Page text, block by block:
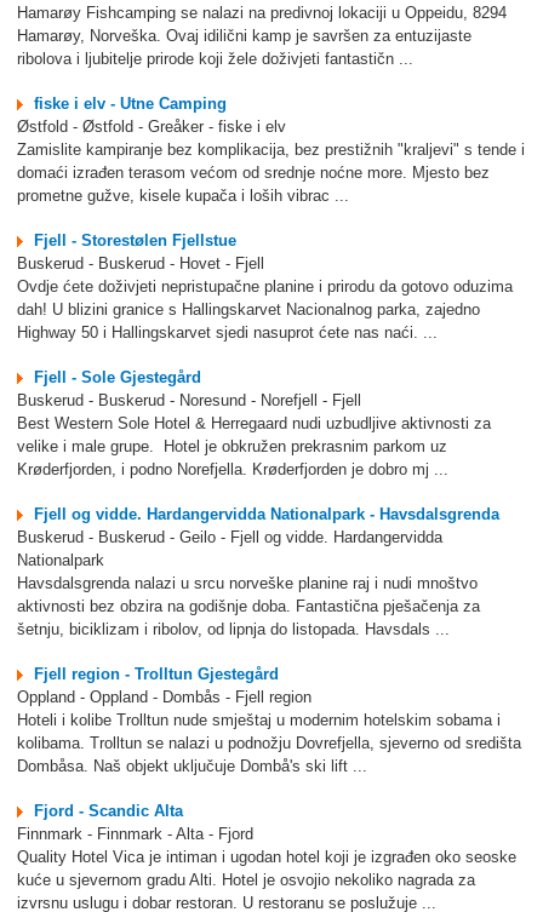
Hamarøy Fishcamping se nalazi na predivnoj lokaciji u Oppeidu, 8294
Hamarøy, Norveška. Ovaj idilični kamp je savršen za entuzijaste
ribolova i ljubitelje prirode koji žele doživjeti fantastičn ...
fiske i elv - Utne Camping
Østfold - Østfold - Greåker - fiske i elv
Zamislite kampiranje bez komplikacija, bez prestižnih "kraljevi" s tende i
domaći izrađen terasom većom od srednje noćne more. Mjesto bez
prometne gužve, kisele kupača i loših vibrac ...
Fjell - Storestølen Fjellstue
Buskerud - Buskerud - Hovet - Fjell
Ovdje ćete doživjeti nepristupačne planine i prirodu da gotovo oduzima
dah! U blizini granice s Hallingskarvet Nacionalnog parka, zajedno
Highway 50 i Hallingskarvet sjedi nasuprot ćete nas naći. ...
Fjell - Sole Gjestegård
Buskerud - Buskerud - Noresund - Norefjell - Fjell
Best Western Sole Hotel & Herregaard nudi uzbudljive aktivnosti za
velike i male grupe. Hotel je obkružen prekrasnim parkom uz
Krøderfjorden, i podno Norefjella. Krøderfjorden je dobro mj ...
Fjell og vidde. Hardangervidda Nationalpark - Havsdalsgrenda
Buskerud - Buskerud - Geilo - Fjell og vidde. Hardangervidda
Nationalpark
Havsdalsgrenda nalazi u srcu norveške planine raj i nudi mnoštvo
aktivnosti bez obzira na godišnje doba. Fantastična pješačenja za
šetnju, biciklizam i ribolov, od lipnja do listopada. Havsdals ...
Fjell region - Trolltun Gjestegård
Oppland - Oppland - Dombås - Fjell region
Hoteli i kolibe Trolltun nude smještaj u modernim hotelskim sobama i
kolibama. Trolltun se nalazi u podnožju Dovrefjella, sjeverno od središta
Dombåsa. Naš objekt uključuje Dombå's ski lift ...
Fjord - Scandic Alta
Finnmark - Finnmark - Alta - Fjord
Quality Hotel Vica je intiman i ugodan hotel koji je izgrađen oko seoske
kuće u sjevernom gradu Alti. Hotel je osvojio nekoliko nagrada za
izvrsnu uslugu i dobar restoran. U restoranu se poslužuje ...